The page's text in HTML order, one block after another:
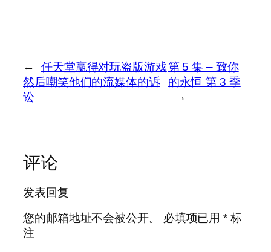
←
任天堂赢得对玩盗版游戏
然后嘲笑他们的流媒体的诉
讼
第 5 集 – 致你
的永恒 第 3 季
→
评论
发表回复
您的邮箱地址不会被公开。
必填项已用* 标
注